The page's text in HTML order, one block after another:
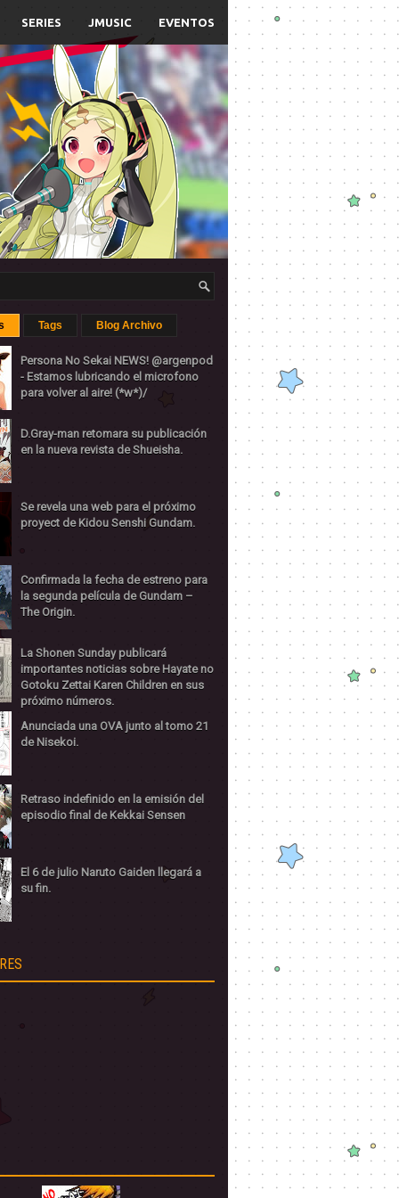
SERIES JMUSIC EVENTOS
Tags Blog Archivo
Persona No Sekai NEWS! @argenpod
- Estamos lubricando el microfono
para volver al aire! (*w*)/
D.Gray-man retomara su publicación
en la nueva revista de Shueisha.
Se revela una web para el próximo
proyect de Kidou Senshi Gundam.
Confirmada la fecha de estreno para
la segunda película de Gundam –
The Origin.
La Shonen Sunday publicará
importantes noticias sobre Hayate no
Gotoku Zettai Karen Children en sus
próximo números.
Anunciada una OVA junto al tomo 21
de Nisekoi.
Retraso indefinido en la emisión del
episodio final de Kekkai Sensen
El 6 de julio Naruto Gaiden llegará a
su fin.